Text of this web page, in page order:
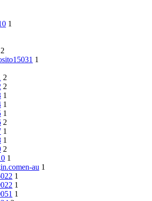
1
2
1
2
2
1
1
1
2
1
1
2
1
au 1
1
1
1